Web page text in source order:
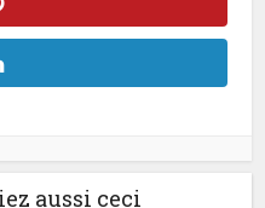
aussi ceci